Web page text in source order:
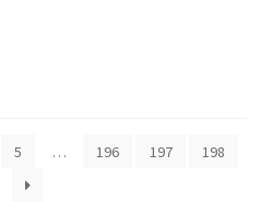
5 … 196 197 198